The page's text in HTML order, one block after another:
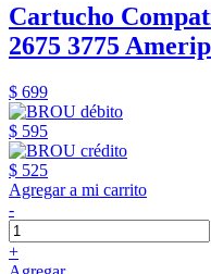
Cartucho
2675 3775
$ 699
$ 595
$ 525
Agregar a mi carrito
-
+